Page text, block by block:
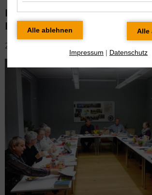
INFORMATIONEN AUS DEM
IM MÄRZ 2018
22.03.2018
Impressum | Datenschutz